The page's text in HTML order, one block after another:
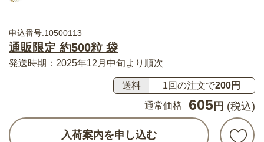
申込番号:10500113
通販限定 約500粒 袋
発送時期：2025年12月中旬より順次
送料 1回の注文で200円
通常価格
605 円 (税込)
入荷案内を申し込む